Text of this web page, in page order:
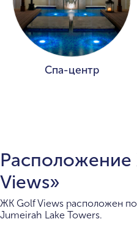
Спа-центр
Views»
ЖК Golf Views расположен
Jumeirah Lake Towers.